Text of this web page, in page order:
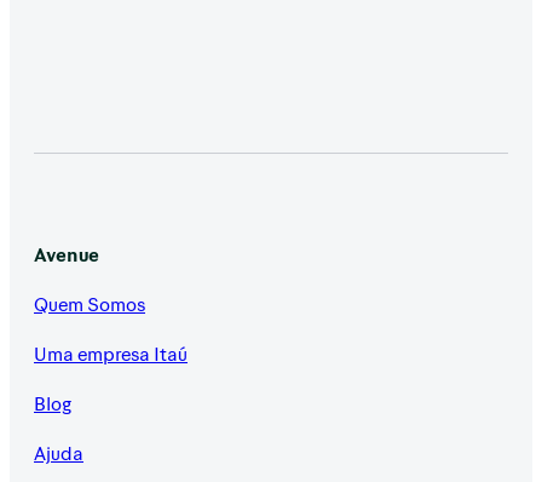
Avenue
Quem Somos
Uma empresa Itaú
Blog
Ajuda